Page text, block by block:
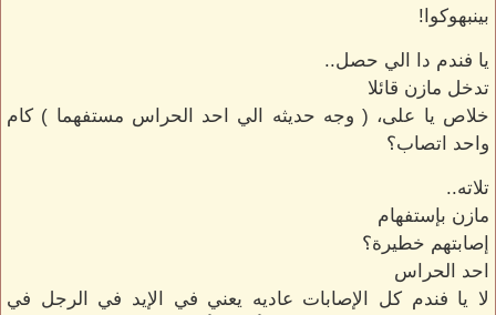
بينبهوكوا!
يا فندم دا الي حصل..
تدخل مازن قائلا
خلاص يا على، ( وجه حديثه الي احد الحراس مستفهما ) كام
واحد اتصاب؟
تلاته..
مازن بإستفهام
إصابتهم خطيرة؟
احد الحراس
لا يا فندم كل الإصابات عاديه يعني في الإيد في الرجل في